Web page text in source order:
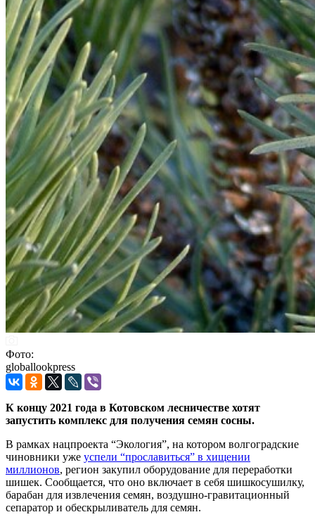
Фото:
globallookpress
К концу 2021 года в Котовском лесничестве хотят
запустить комплекс для получения семян сосны.
В рамках нацпроекта “Экология”, на котором волгоградские
чиновники уже успели “прославиться” в хищении
миллионов, регион закупил оборудование для переработки
шишек. Сообщается, что оно включает в себя шишкосушилку,
барабан для извлечения семян, воздушно-гравитационный
сепаратор и обескрыливатель для семян.